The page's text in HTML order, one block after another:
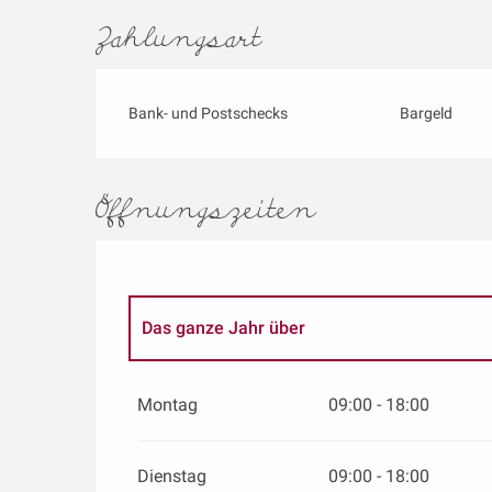
Zahlungsart
Bank- und Postschecks Bargeld
Öffnungszeiten
Das ganze Jahr über
Montag 09:00 - 18:00
Dienstag 09:00 - 18:00